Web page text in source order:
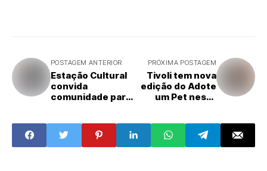
POSTAGEM ANTERIOR
Estação Cultural
convida
comunidade para
PRÓXIMA POSTAGEM
Tivoli tem nova
edição do Adote
um Pet neste
quatro cães
esperando uma
nova família